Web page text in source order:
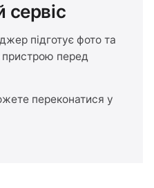
сервіс
підготує фото та
перед
переконатися у